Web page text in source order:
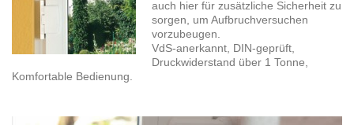
auch hier für zusätzliche Sicherheit zu
sorgen, um Aufbruchversuchen
vorzubeugen.
VdS-anerkannt, DIN-geprüft,
Druckwiderstand über 1 Tonne,
Komfortable Bedienung.